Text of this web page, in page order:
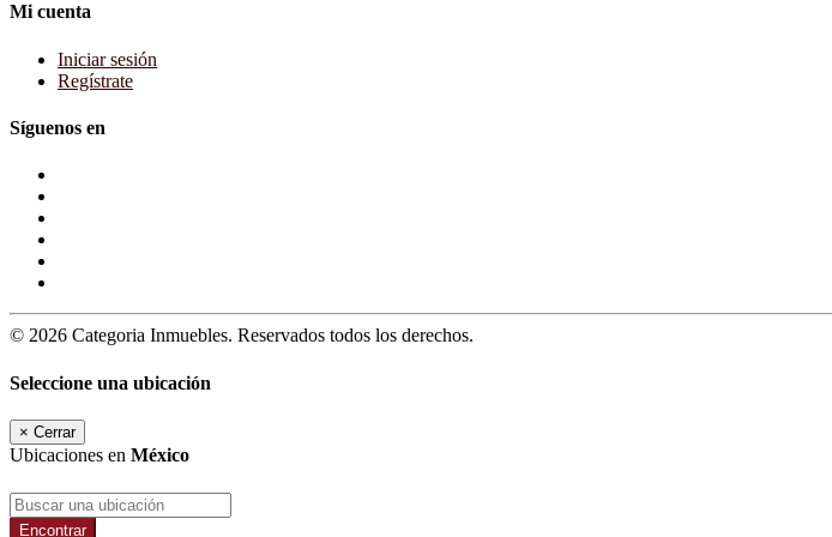
Mi cuenta
Iniciar sesión
Regístrate
Síguenos en
© 2026 Categoria Inmuebles. Reservados todos los derechos.
Seleccione una ubicación
× Cerrar
Ubicaciones en México
Encontrar